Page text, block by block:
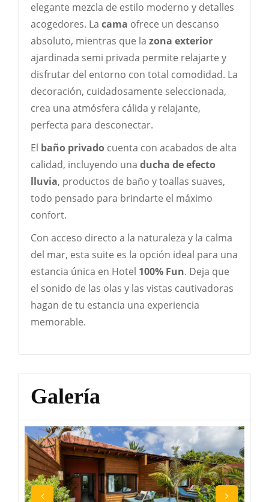
elegante mezcla de estilo moderno y detalles
acogedores. La cama ofrece un descanso
absoluto, mientras que la zona exterior
ajardinada semi privada permite relajarte y
disfrutar del entorno con total comodidad. La
decoración, cuidadosamente seleccionada,
crea una atmósfera cálida y relajante,
perfecta para desconectar.
El baño privado cuenta con acabados de alta
calidad, incluyendo una ducha de efecto
lluvia, productos de baño y toallas suaves,
todo pensado para brindarte el máximo
confort.
Con acceso directo a la naturaleza y la calma
del mar, esta suite es la opción ideal para una
estancia única en Hotel 100% Fun. Deja que
el sonido de las olas y las vistas cautivadoras
hagan de tu estancia una experiencia
memorable.
Galería